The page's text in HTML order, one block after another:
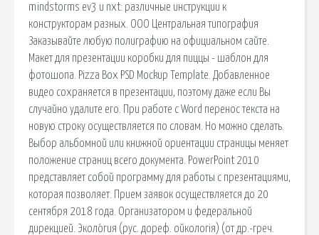
mindstorms ev3 и nxt: различные инструкции к
конструкторам разных. ООО Центральная типография
Заказывайте любую полиграфию на официальном сайте.
Макет для презентации коробки для пиццы - шаблон для
фотошопа. Pizza Box PSD Mockup Template. Добавленное
видео сохраняется в презентации, поэтому даже если Вы
случайно удалите его. При работе с Word перенос текста на
новую строку осуществляется по словам. Но можно сделать.
Выбор альбомной или книжной ориентации страницы меняет
положение страниц всего документа. PowerPoint 2010
представляет собой программу для работы с презентациями,
которая позволяет. Прием заявок осуществляется до 20
сентября 2018 года. Организатором и федеральной
дирекцией. Эколо́гия (рус. дореф. ойкологія) (от др.-греч.